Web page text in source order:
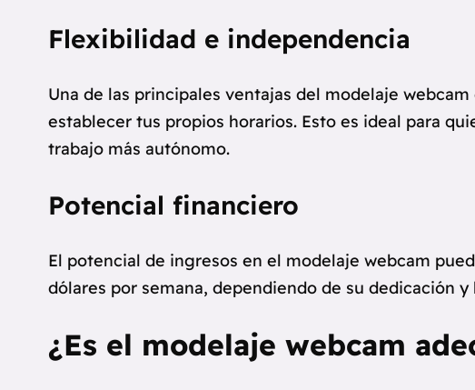
Flexibilidad e independencia
Una de las principales ventajas del modelaje
establecer tus propios horarios. Esto es ideal para
trabajo más autónomo.
Potencial financiero
El potencial de ingresos en el modelaje webcam
dólares por semana, dependiendo de su dedicación
¿Es el modelaje webcam